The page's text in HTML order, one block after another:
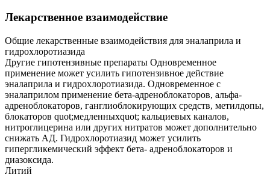
Лекарственное взаимодействие
Общие лекарственные взаимодействия для эналаприла и
гидрохлоротиазида
Другие гипотензивные препараты Одновременное
применение может усилить гипотензивное действие
эналаприла и гидрохлоротиазида. Одновременное с
эналаприлом применение бета-адреноблокаторов, альфа-
адреноблокаторов, ганглиоблокирующих средств, метилдопы,
блокаторов quot;медленныхquot; кальциевых каналов,
нитроглицерина или других нитратов может дополнительно
снижать АД. Гидрохлоротиазид может усилить
гипергликемический эффект бета- адреноблокаторов и
диазоксида.
Литий